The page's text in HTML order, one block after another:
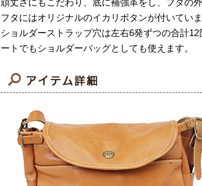
頑丈さにもこだわり、底に補強革をし、フタの
フタにはオリジナルのイカリボタンが付いていま
ショルダーストラップ穴は左右6発ずつの合計
ートでもショルダーバッグとしても使えます。